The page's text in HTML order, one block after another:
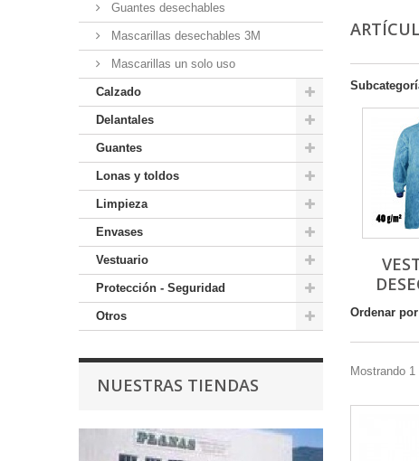
Guantes desechables
Mascarillas desechables 3M
Mascarillas un solo uso
Calzado
Delantales
Guantes
Lonas y toldos
Limpieza
Envases
Vestuario
Protección - Seguridad
Otros
NUESTRAS TIENDAS
Ordenar por
Mostrando